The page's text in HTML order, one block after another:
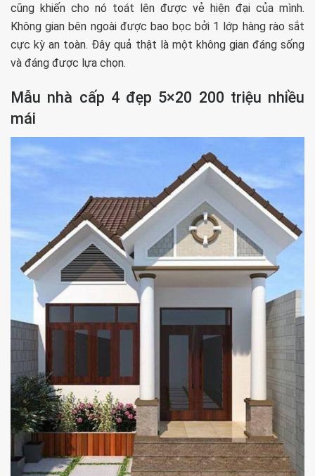
cũng khiến cho nó toát lên được vẻ hiện đại của mình.
Không gian bên ngoài được bao bọc bởi 1 lớp hàng rào sắt
cực kỳ an toàn. Đây quả thật là một không gian đáng sống
và đáng được lựa chọn.
Mẫu nhà cấp 4 đẹp 5×20 200 triệu nhiều
mái